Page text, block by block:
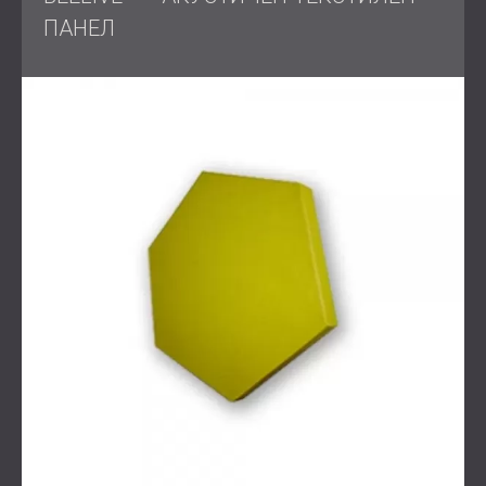
подобряване на яснотата на речта и създаване на
спокойна и приветлива атмосфера.
Текстилните материали са меки и ефективни за
поглъщане на звук, особено в натоварена среда,
където комфортът и комуникацията са от значение.
Предизвикателство
Основното предизвикателство беше да се осигури
ПАНЕЛ